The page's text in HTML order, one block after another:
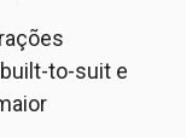
built-to-suit e